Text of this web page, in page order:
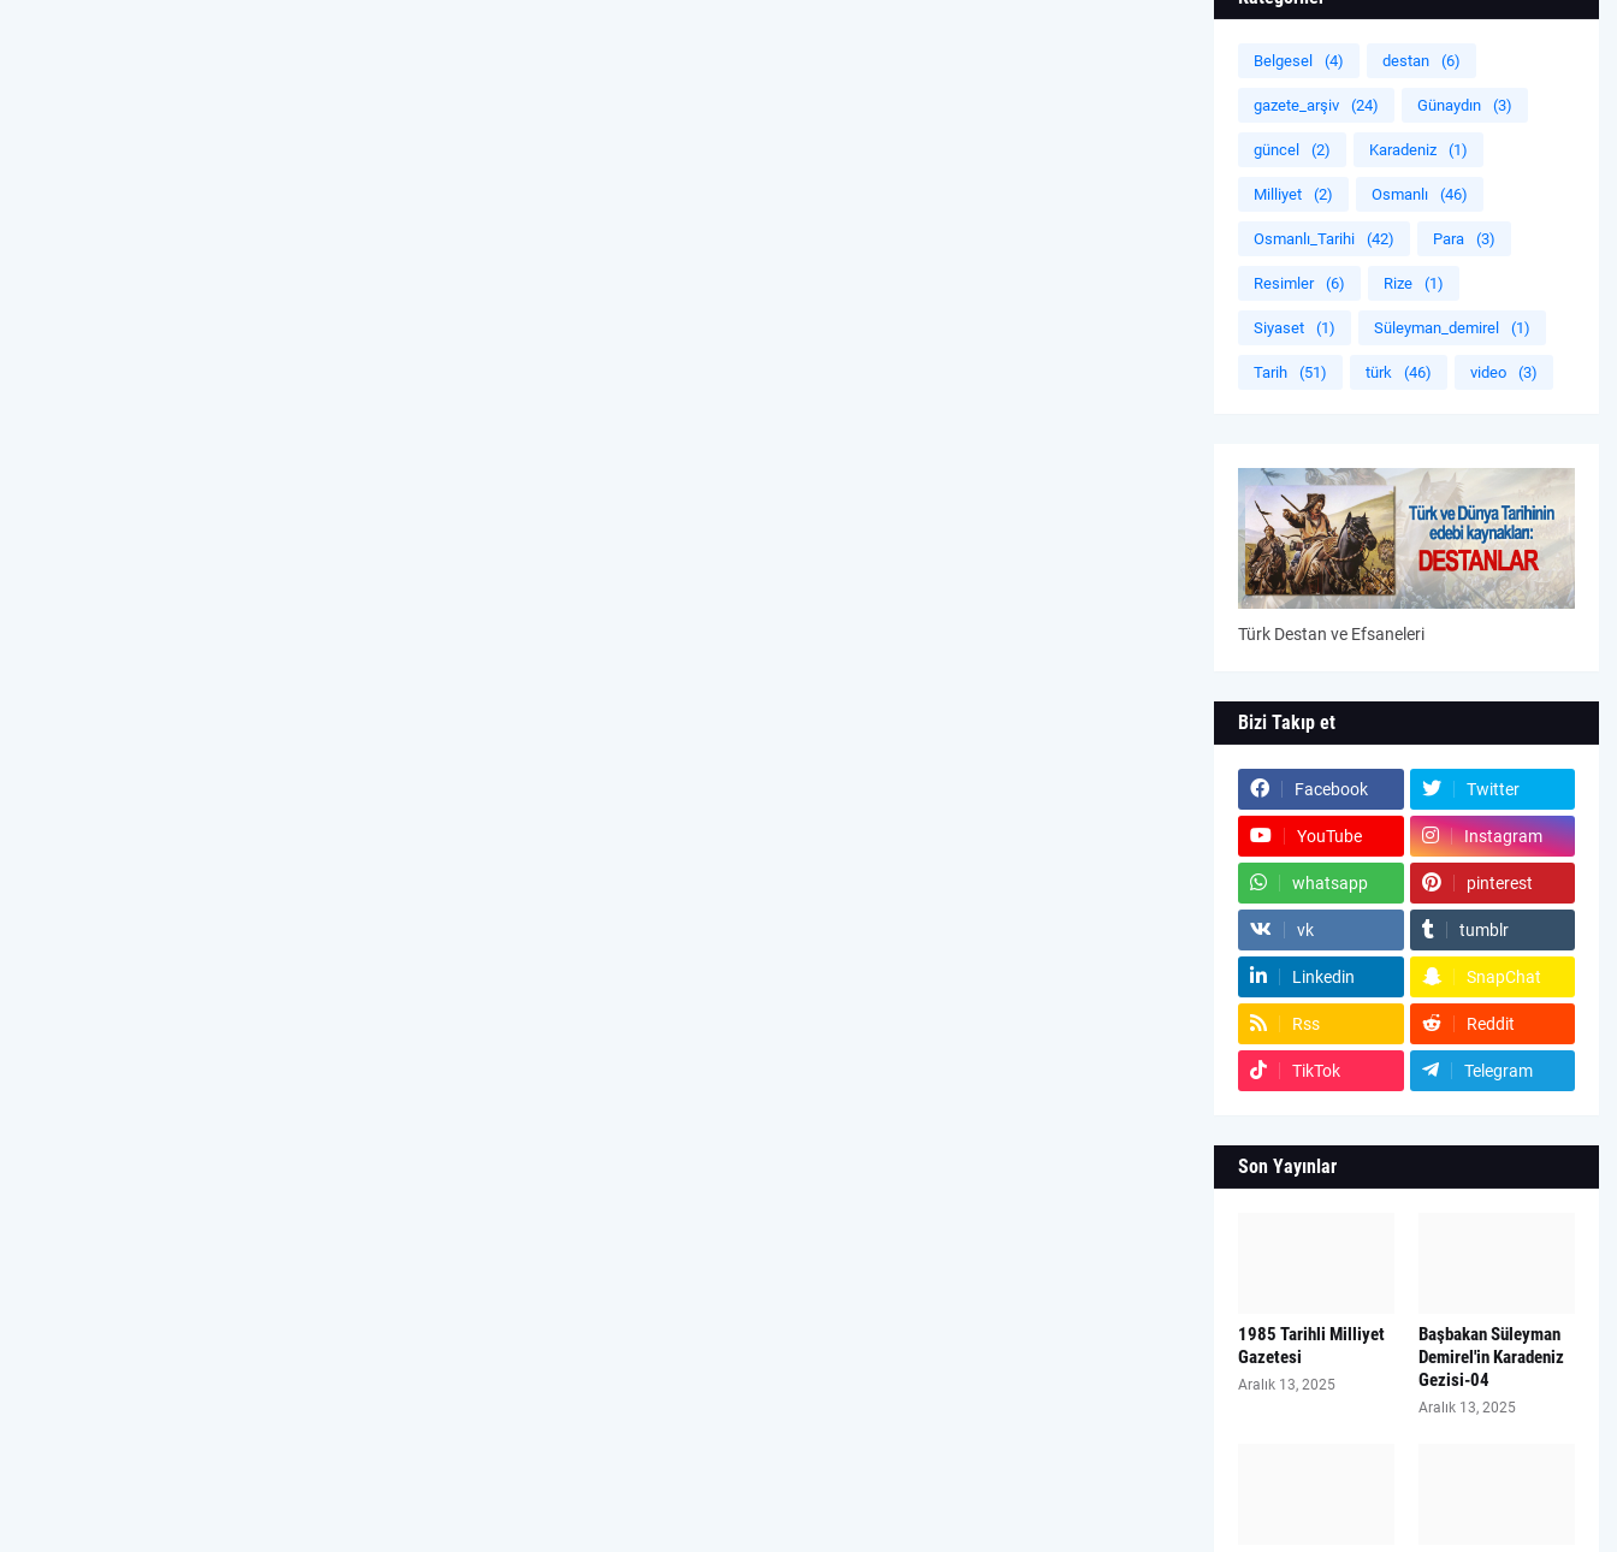
Belgesel (4) destan (6)
gazete_arşiv (24) Günaydın (3)
güncel (2) Karadeniz (1)
Milliyet (2) Osmanlı (46)
Osmanlı_Tarihi (42) Para (3)
Resimler (6) Rize (1)
Siyaset (1) Süleyman_demirel (1)
Tarih (51) türk (46) video (3)
Türk Destan ve Efsaneleri
Bizi Takıp et
Facebook Twitter
YouTube Instagram
whatsapp pinterest
vk tumblr
Linkedin SnapChat
Rss Reddit
TikTok Telegram
Son Yayınlar
1985 Tarihli Milliyet
Gazetesi
Aralık 13, 2025
Başbakan Süleyman
Demirel'in Karadeniz
Gezisi-04
Aralık 13, 2025